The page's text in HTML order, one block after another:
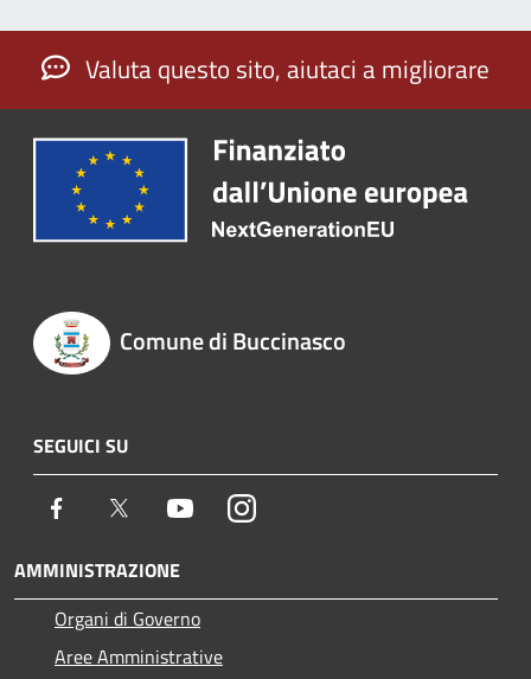
Valuta questo sito, aiutaci a migliorare
Comune di Buccinasco
SEGUICI SU
Facebook Twitter YoutubeInstagram
AMMINISTRAZIONE
Organi di Governo
Aree Amministrative